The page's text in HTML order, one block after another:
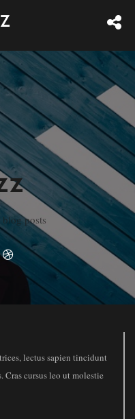
posts
lectus sapien tincidunt
Cras cursus leo ut molestie